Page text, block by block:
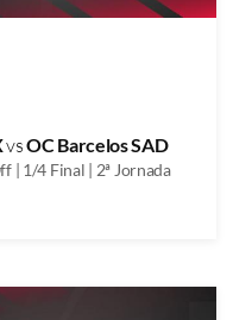
vsOC Barcelos SAD
| 1/4 Final | 2ª Jornada